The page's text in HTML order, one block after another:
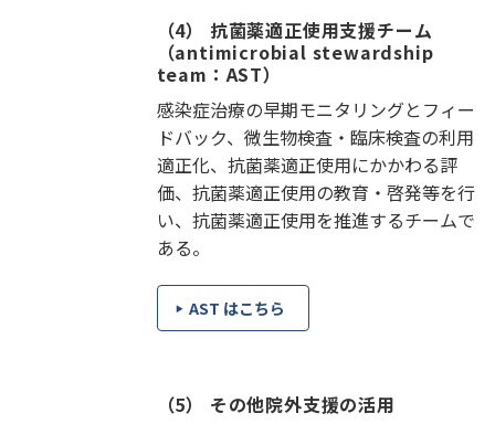
（4） 抗菌薬適正使用支援チーム
（antimicrobial stewardship
team：AST）
感染症治療の早期モニタリングとフィー
ドバック、微生物検査・臨床検査の利用
適正化、抗菌薬適正使用にかかわる評
価、抗菌薬適正使用の教育・啓発等を行
い、抗菌薬適正使用を推進するチームで
ある。
AST はこちら
（5） その他院外支援の活用